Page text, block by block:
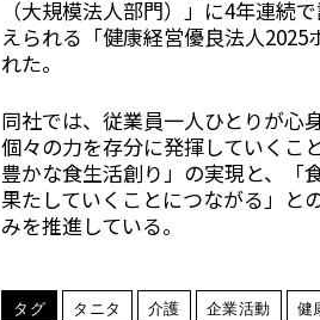
（大規模法人部門）」に4年連続
えられる「健康経営優良法人2025
れた。
同社では、従業員一人ひとりが心
個々の力を存分に発揮していくこ
豊かな食生活創り」の実現と、「
果たしていくことにつながる」と
みを推進している。
タグ タニタ 介護 企業活動 健